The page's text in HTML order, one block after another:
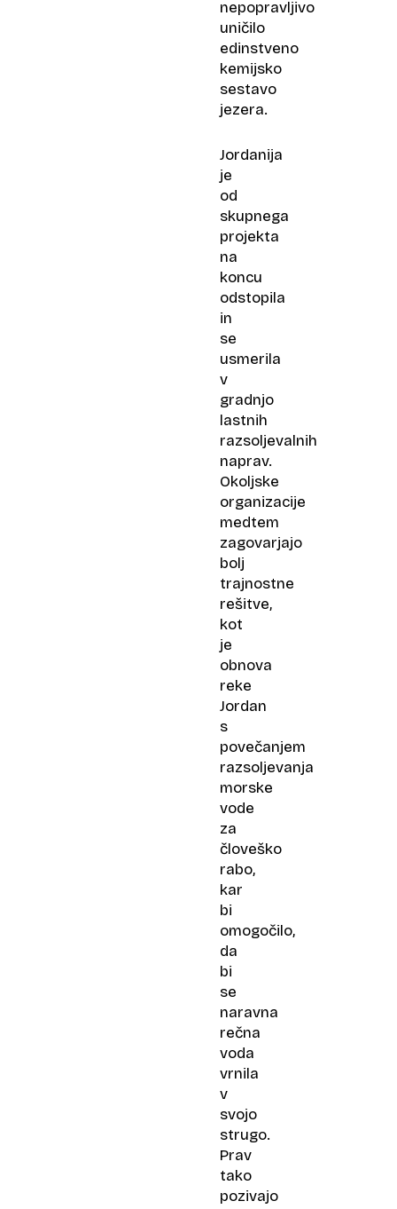
nepopravljivo
uničilo
edinstveno
kemijsko
sestavo
jezera.
Jordanija
je
od
skupnega
projekta
na
koncu
odstopila
in
se
usmerila
v
gradnjo
lastnih
razsoljevalnih
naprav.
Okoljske
organizacije
medtem
zagovarjajo
bolj
trajnostne
rešitve,
kot
je
obnova
reke
Jordan
s
povečanjem
razsoljevanja
morske
vode
za
človeško
rabo,
kar
bi
omogočilo,
da
bi
se
naravna
rečna
voda
vrnila
v
svojo
strugo.
Prav
tako
pozivajo